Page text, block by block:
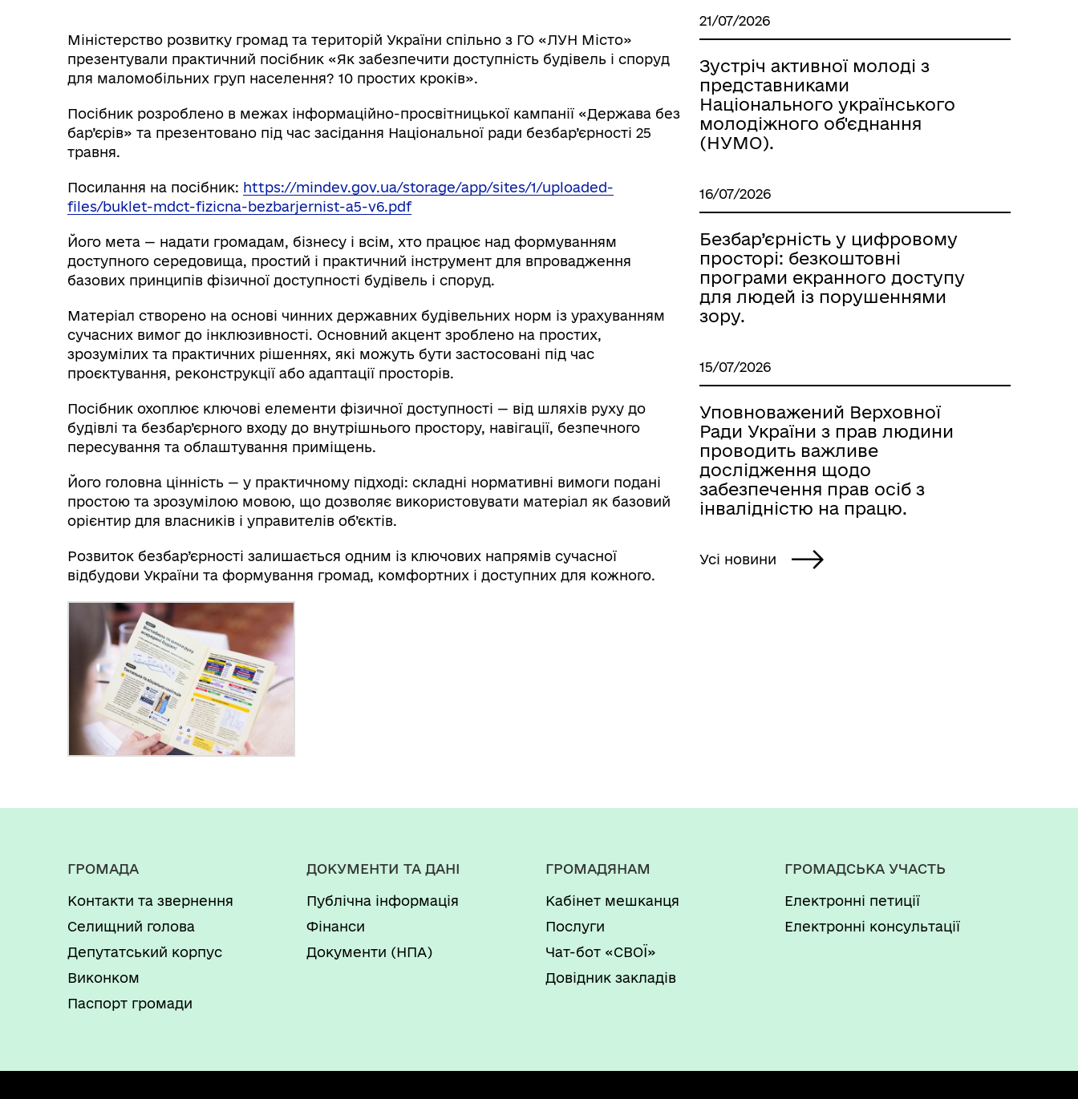
Міністерство розвитку громад та територій України спільно з ГО «ЛУН Місто»
презентували практичний посібник «Як забезпечити доступність будівель і споруд
для маломобільних груп населення? 10 простих кроків».
Посібник розроблено в межах інформаційно-просвітницької кампанії «Держава без
бар’єрів» та презентовано під час засідання Національної ради безбар’єрності 25
травня.
Посилання на посібник: https://mindev.gov.ua/storage/app/sites/1/uploaded-
files/buklet-mdct-fizicna-bezbarjernist-a5-v6.pdf
Його мета — надати громадам, бізнесу і всім, хто працює над формуванням
доступного середовища, простий і практичний інструмент для впровадження
базових принципів фізичної доступності будівель і споруд.
Матеріал створено на основі чинних державних будівельних норм із урахуванням
сучасних вимог до інклюзивності. Основний акцент зроблено на простих,
зрозумілих та практичних рішеннях, які можуть бути застосовані під час
проєктування, реконструкції або адаптації просторів.
Посібник охоплює ключові елементи фізичної доступності — від шляхів руху до
будівлі та безбар’єрного входу до внутрішнього простору, навігації, безпечного
пересування та облаштування приміщень.
Його головна цінність — у практичному підході: складні нормативні вимоги подані
простою та зрозумілою мовою, що дозволяє використовувати матеріал як базовий
орієнтир для власників і управителів об’єктів.
Розвиток безбар’єрності залишається одним із ключових напрямів сучасної
відбудови України та формування громад, комфортних і доступних для кожного.
21/07/2026
Зустріч активної молоді з
представниками
Національного українського
молодіжного об'єднання
(НУМО).
16/07/2026
Безбар’єрність у цифровому
просторі: безкоштовні
програми екранного доступу
для людей із порушеннями
зору.
15/07/2026
Уповноважений Верховної
Ради України з прав людини
проводить важливе
дослідження щодо
забезпечення прав осіб з
інвалідністю на працю.
Усі новини
ГРОМАДА
Контакти та звернення
Селищний голова
Депутатський корпус
Виконком
Паспорт громади
ДОКУМЕНТИ ТА ДАНІ
Публічна інформація
Фінанси
Документи (НПА)
ГРОМАДЯНАМ
Кабінет мешканця
Послуги
Чат-бот «СВОЇ»
Довідник закладів
ГРОМАДСЬКА УЧАСТЬ
Електронні петиції
Електронні консультації